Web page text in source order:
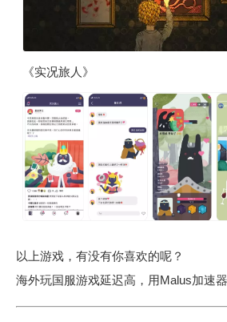
《实况旅人》
以上游戏，有没有你喜欢的呢？
海外玩国服游戏延迟高，用Malus加速